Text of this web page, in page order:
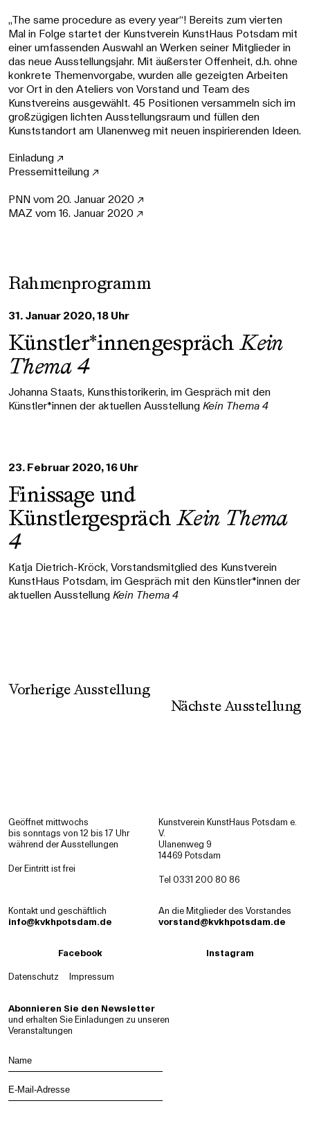
„The same procedure as every year“! Bereits zum vierten
Mal in Folge startet der Kunstverein KunstHaus Potsdam mit
einer umfassenden Auswahl an Werken seiner Mitglieder in
das neue Ausstellungsjahr. Mit äußerster Offenheit, d.h. ohne
konkrete Themenvorgabe, wurden alle gezeigten Arbeiten
vor Ort in den Ateliers von Vorstand und Team des
Kunstvereins ausgewählt. 45 Positionen versammeln sich im
großzügigen lichten Ausstellungsraum und füllen den
Kunststandort am Ulanenweg mit neuen inspirierenden Ideen.
Einladung ↗
Pressemitteilung ↗
PNN vom 20. Januar 2020 ↗
MAZ vom 16. Januar 2020 ↗
Rahmenprogramm
31. Januar 2020, 18 Uhr
Künstler*innengesprächKein
Thema 4
Johanna Staats, Kunsthistorikerin, im Gespräch mit den
Künstler*innen der aktuellen Ausstellung Kein Thema 4
23. Februar 2020, 16 Uhr
Finissage und
Künstlergespräch Kein Thema
4
Katja Dietrich-Kröck, Vorstandsmitglied des Kunstverein
KunstHaus Potsdam, im Gespräch mit den Künstler*innen der
aktuellen Ausstellung Kein Thema 4
Vorherige Ausstellung
Nächste Ausstellung
Geöffnet mittwochs
bis sonntags von 12 bis 17 Uhr
während der Ausstellungen
Der Eintritt ist frei
Kunstverein KunstHaus Potsdam e.
V.
Ulanenweg 9
14469 Potsdam
Tel 0331 200 80 86
Kontakt und geschäftlich
info@kvkhpotsdam.de
An die Mitglieder des Vorstandes
vorstand@kvkhpotsdam.de
Facebook Instagram
Datenschutz Impressum
Abonnieren Sie den Newsletter
und erhalten Sie Einladungen zu unseren
Veranstaltungen
N
a
e
E
-